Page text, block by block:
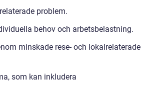
problem.
behov och arbetsbelastning.
minskade rese- och lokalrelaterade
som kan inkludera